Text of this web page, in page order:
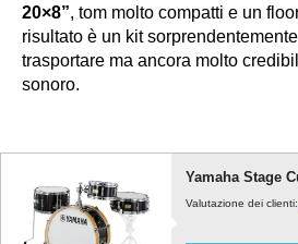
20×8”, tom molto compatti e un
risultato è un kit
trasportare ma ancora molto
sonoro.
Yamaha Stage
Valutazione dei clienti: